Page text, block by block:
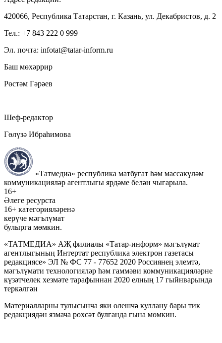
420066, Республика Татарстан, г. Казань, ул. Декабристов, д. 2
Тел.: +7 843 222 0 999
Эл. почта: infotat@tatar-inform.ru
Баш мөхәррир
Рөстәм Гәрәев
Шеф-редактор
Гөлүзә Ибраһимова
«Татмедиа» республика матбугат һәм массакүләм
коммуникацияләр агентлыгы ярдәме белән чыгарыла.
16+
Әлеге ресурста
16+ категорияләренә
керүче мәгълүмат
булырга мөмкин.
«ТАТМЕДИА» АҖ филиалы «Татар-информ» мәгълүмат
агентлыгының Интертат республика электрон газетасы
редакциясе» ЭЛ № ФС 77 - 77652 2020 Россиянең элемтә,
мәгълүмати технологияләр һәм гаммәви коммуникацияләрне
күзәтчелек хезмәте тарафыннан 2020 елның 17 гыйнварында
теркәлгән
Материалларны тулысынча яки өлешчә куллану бары тик
редакциядән язмача рөхсәт булганда гына мөмкин.